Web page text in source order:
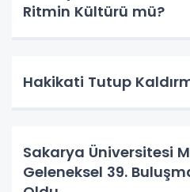
Ritmin Kültürü mü?
Hakikati Tutup
Sakarya Üniversitesi
Geleneksel 39.